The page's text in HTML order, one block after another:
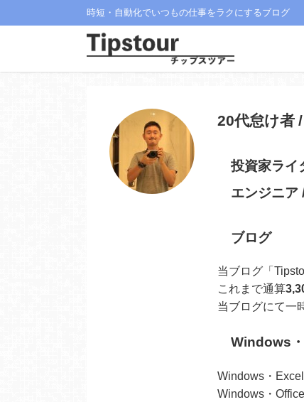
時短・自動化でいつもの仕事をラクにするブログ
20代怠け者
投資家ライ
エンジニア
ブログ
当ブログ「
これまで通算
当ブログにて一
Windows
Windows・
Windows・